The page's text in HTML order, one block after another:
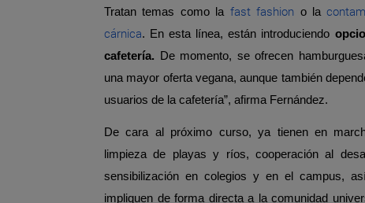
Tratan temas como la fast fashion o la
cárnica. En esta línea, están introduciendo
cafetería. De momento, se ofrecen
una mayor oferta vegana, aunque también
usuarios de la cafetería”, afirma Fernández.
De cara al próximo curso, ya tienen en
limpieza de playas y ríos, cooperación al
sensibilización en colegios y en el campus,
impliquen de forma directa a la comunidad